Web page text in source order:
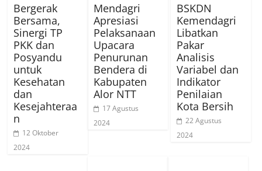
Bergerak
Bersama,
Sinergi TP
PKK dan
Posyandu
untuk
Kesehatan
dan
Kesejahteraa
n
12 Oktober
2024
Mendagri
Apresiasi
Pelaksanaan
Upacara
Penurunan
Bendera di
Kabupaten
Alor NTT
17 Agustus
2024
BSKDN
Kemendagri
Libatkan
Pakar
Analisis
Variabel dan
Indikator
Penilaian
Kota Bersih
22 Agustus
2024